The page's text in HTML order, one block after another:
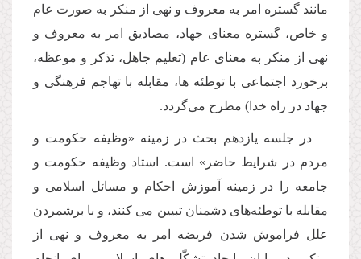
مانند گستره امر به معروف و نهى از منكر به صورت عام
و خاص، گستره معناى جهاد، مصادیق امر به معروف و
نهى از منكر به معناى عام (تعلیم جاهل، تذكر و موعظه،
برخورد اجتماعى با توطئه ها، مقابله با تهاجم فرهنگى و
جهاد در راه خدا) مطرح مى‌گردد.
در جلسه یازدهم بحث در زمینه «وظیفه حكومت و
مردم در شرایط حاضر» است. استاد وظیفه حكومت و
جامعه را در زمینه آموزش احكام و مسائل اسلامى و
مقابله با توطئه‌هاى دشمنان تبیین مى كنند، و با برشمردن
علل فراموش شدن فریضه امر به معروف و نهى از